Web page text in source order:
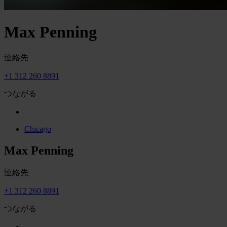
Max Penning
連絡先
+1 312 260 8891
つながる
Chicago
Max Penning
連絡先
+1 312 260 8891
つながる